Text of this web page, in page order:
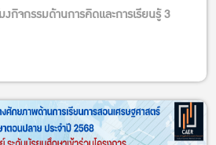
กิจกรรมด้านการคิดและการเรียนรู้ 3